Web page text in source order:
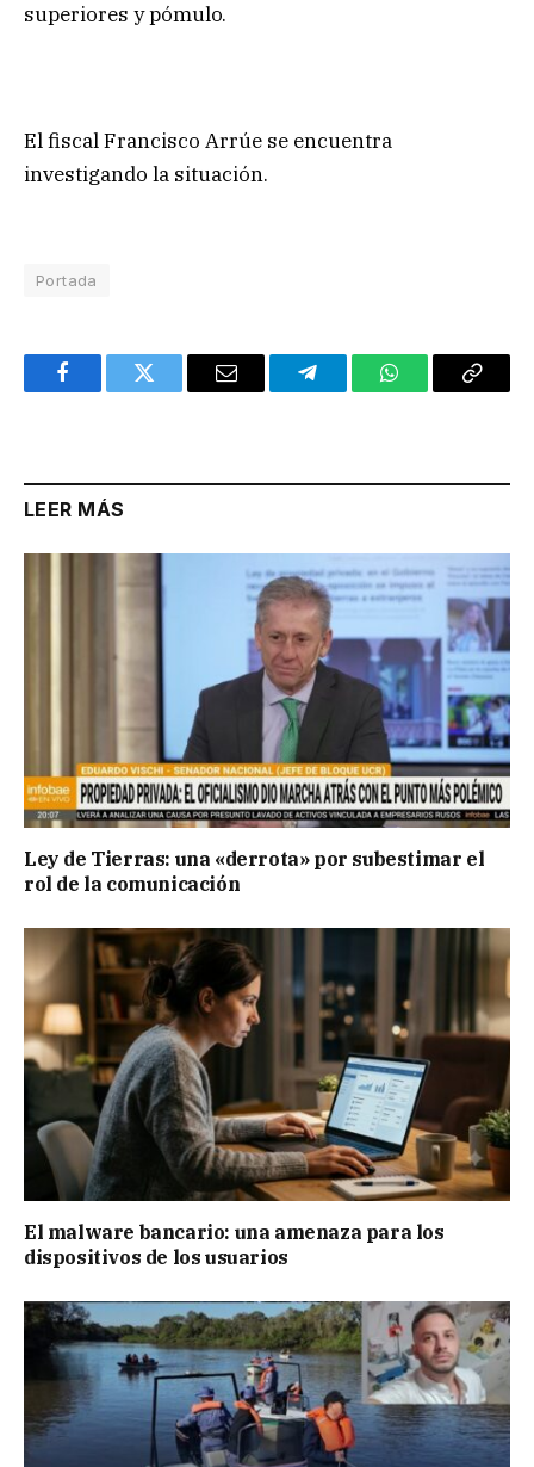
superiores y pómulo.
El fiscal Francisco Arrúe se encuentra
investigando la situación.
Portada
FacebookTwitter Email TelegramWhatsAppCopy
LEER MÁS
Ley de Tierras: una «derrota» por subestimar el
rol de la comunicación
El malware bancario: una amenaza para los
dispositivos de los usuarios